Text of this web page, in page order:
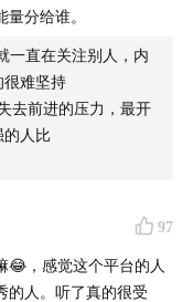
不平衡
步
己
型选手
分给谁。
一直在关注别人，内
很难坚持
去前进的压力，最开
人比
97
😂，感觉这个平台的人
的人。听了真的很受